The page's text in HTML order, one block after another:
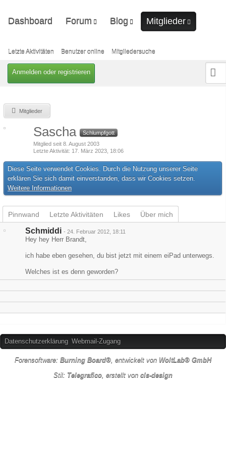
Anmelden oder registrieren
Dashboard Forum Blog Mitglieder
Benutzer online
Letzte Aktivitäten Benutzer online Mitgliedersuche
Mitglieder
Sascha
Schlumpfgott
Mitglied seit 8. August 2003
Letzte Aktivität 17. März 2023, 18:06
Diese Seite verwendet Cookies. Durch die Nutzung unserer Seite
erklären Sie sich damit einverstanden, dass wir Cookies setzen.
Weitere Informationen
Pinnwand Letzte Aktivitäten Likes Über mich
Schmiddi - 24. Februar 2012, 18:11
Hey hey Herr Brandt,
ich habe eben gesehen, du bist jetzt mit einem eiPad unterwegs.
Welches ist es denn geworden?
Datenschutzerklärung Webmail-Zugang
Forensoftware: Burning Board®, entwickelt von WoltLab® GmbH
Stil: Telegrafico, erstellt von cls-design